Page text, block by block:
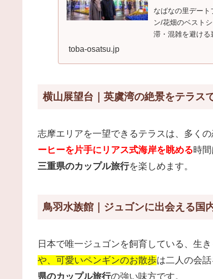
なばなの里デー
ン/花畑のベスト
滞・混雑を避ける
toba-osatsu.jp
横山展望台｜英虞湾の絶景をテラス
志摩エリアを一望できるテラスは、多く
ーヒーを片手にリアス式海岸を眺める時
三重県のカップル旅行を楽しめます。
鳥羽水族館｜ジュゴンに出会える国
日本で唯一ジュゴンを飼育している、生
や、可愛いペンギンのお散歩は二人の会
県のカップル旅行の強い味方です。